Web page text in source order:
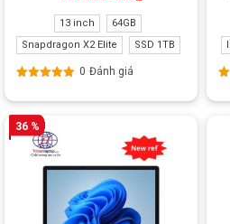
13 inch
64GB
Snapdragon X2 Elite
SSD 1TB
0 Đánh giá
36 %